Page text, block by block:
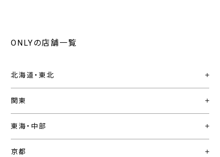
ONLYの店舗一覧
北海道・東北
関東
東海・中部
京都